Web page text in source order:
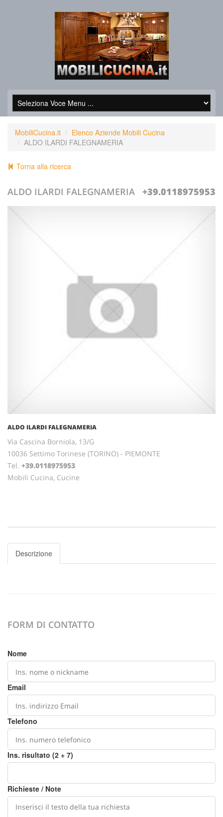
MobiliCucina.it
Elenco Aziende Mobili Cucina
ALDO ILARDI FALEGNAMERIA
Torna alla ricerca
ALDO ILARDI FALEGNAMERIA +39.0118975953
ALDO ILARDI FALEGNAMERIA
Via Cascina Borniola, 13/G
10036 Settimo Torinese (TORINO) - PIEMONTE
Tel. +39.0118975953
Mobili Cucina, Cucine
Descrizione
FORM DI CONTATTO
Nome
Email
Telefono
Ins. risultato (2 + 7)
Richieste / Note